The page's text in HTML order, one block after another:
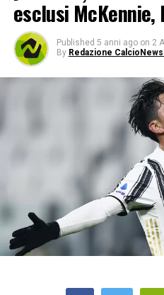
esclusi
Published 5 anni ago on 2
By Redazione